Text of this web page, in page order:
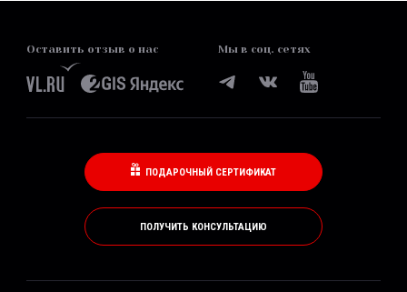
Оставить отзыв о нас Мы в соц. сетях
ПОДАРОЧНЫЙ СЕРТИФИКАТ
ПОЛУЧИТЬ КОНСУЛЬТАЦИЮ